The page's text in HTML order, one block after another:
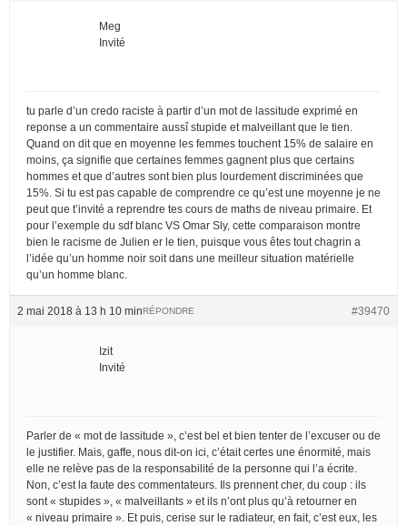
Meg
Invité
tu parle d’un credo raciste à partir d’un mot de lassitude exprimé en
reponse a un commentaire aussî stupide et malveillant que le tien.
Quand on dit que en moyenne les femmes touchent 15% de salaire en
moins, ça signifie que certaines femmes gagnent plus que certains
hommes et que d’autres sont bien plus lourdement discriminées que
15%. Si tu est pas capable de comprendre ce qu’est une moyenne je ne
peut que t’invité a reprendre tes cours de maths de niveau primaire. Et
pour l’exemple du sdf blanc VS Omar Sly, cette comparaison montre
bien le racisme de Julien er le tien, puisque vous êtes tout chagrin a
l’idée qu’un homme noir soit dans une meilleur situation matérielle
qu’un homme blanc.
2 mai 2018 à 13 h 10 min #39470
RÉPONDRE
Izit
Invité
Parler de « mot de lassitude », c’est bel et bien tenter de l’excuser ou de
le justifier. Mais, gaffe, nous dit-on ici, c’était certes une énormité, mais
elle ne relève pas de la responsabilité de la personne qui l’a écrite.
Non, c’est la faute des commentateurs. Ils prennent cher, du coup : ils
sont « stupides », « malveillants » et ils n’ont plus qu’à retourner en
« niveau primaire ». Et puis, cerise sur le radiateur, en fait, c’est eux, les